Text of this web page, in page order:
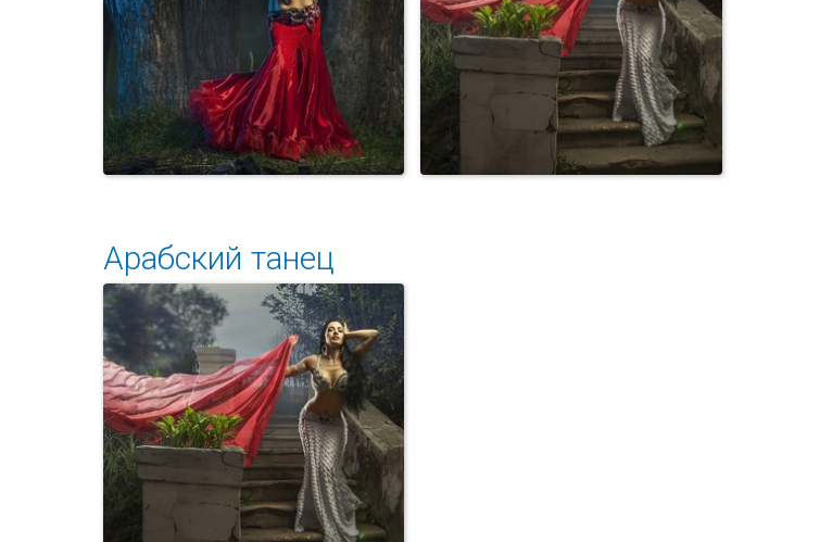
Арабский танец на свадьбе
Арабский танец